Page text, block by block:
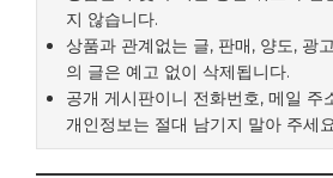
지 않습니다.
상품과 관계없는 글, 판매, 양도, 광
의 글은 예고 없이 삭제됩니다.
공개 게시판이니 전화번호, 메일 주
개인정보는 절대 남기지 말아 주세